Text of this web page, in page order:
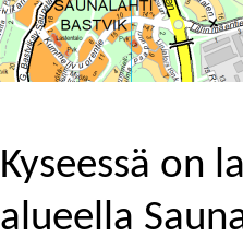
Kyseessä on
alueella